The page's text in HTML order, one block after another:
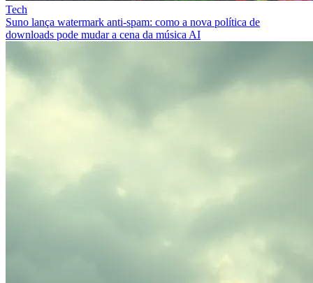
Tech
Suno lança watermark anti-spam: como a nova política de
downloads pode mudar a cena da música AI